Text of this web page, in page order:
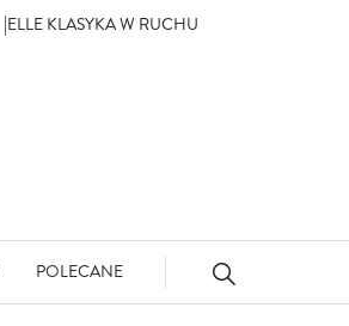
ELLE KLASYKA W RUCHU
POLECANE